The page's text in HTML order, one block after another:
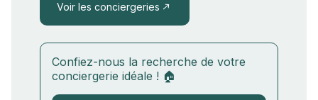
Voir les conciergeries
Confiez-nous la recherche de votre
conciergerie idéale ! 🏠